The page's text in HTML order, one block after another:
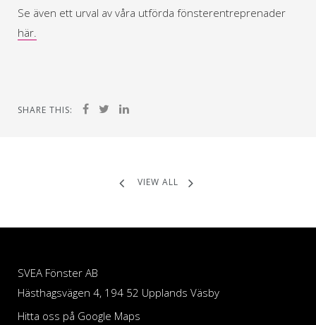
Se även ett urval av våra utförda fönsterentreprenader
här.
SHARE THIS:
VIEW ALL
SVEA Fönster AB
Hästhagsvägen 4, 194 52 Upplands Väsby
Hitta oss på Google Maps